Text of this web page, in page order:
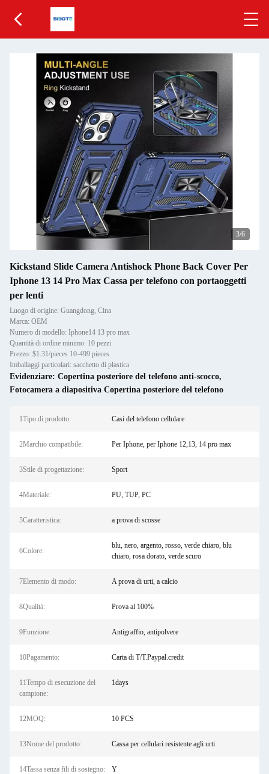
4/6
Kickstand Slide Camera Antishock Phone Back Cover Per
Iphone 13 14 Pro Max Cassa per telefono con portaoggetti
per lenti
Luogo di origine: Guangdong, Cina
Marca: OEM
Numero di modello: Iphone14 13 pro max
Quantità di ordine minimo: 10 pezzi
Prezzo: $1.31/pieces 10-499 pieces
Imballaggi particolari: sacchetto di plastica
Evidenziare: Copertina posteriore del telefono anti-scocco,
Fotocamera a diapositiva Copertina posteriore del telefono
1Tipo di prodotto: Casi del telefono cellulare
2Marchio compatibile: Per Iphone, per Iphone 12,13, 14 pro max
3Stile di progettazione: Sport
4Materiale: PU, TUP, PC
5Caratteristica: a prova di scosse
6Colore:
blu, nero, argento, rosso, verde chiaro, blu
chiaro, rosa dorato, verde scuro
7Elemento di modo: A prova di urti, a calcio
8Qualità: Prova al 100%
9Funzione: Antigraffio, antipolvere
10Pagamento: Carta di T/T.Paypal.credit
11Tempo di esecuzione del
campione:
1days
12MOQ: 10 PCS
13Nome del prodotto: Cassa per cellulari resistente agli urti
14Tassa senza fili di sostegno: Y